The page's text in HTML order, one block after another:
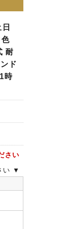
耐
ド
時
さい
い ▼